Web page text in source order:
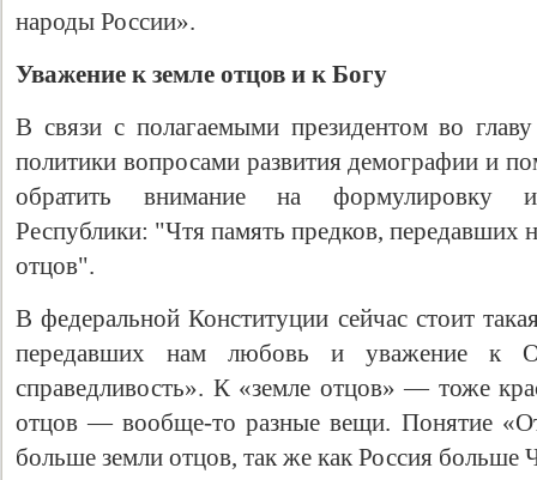
народы России».
Уважение к земле отцов и к Богу
В связи с полагаемыми президентом во
политики вопросами развития демографии и
обратить внимание на формулировку
Республики: "Чтя память предков, передавших
отцов".
В федеральной Конституции сейчас стоит
передавших нам любовь и уважение к
справедливость». К «земле отцов» — тоже
отцов — вообще-то разные вещи. Понятие
больше земли отцов, так же как Россия больше